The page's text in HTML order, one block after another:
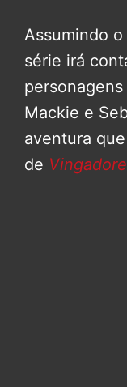
Assumindo
série irá
Mackie e
aventura
de